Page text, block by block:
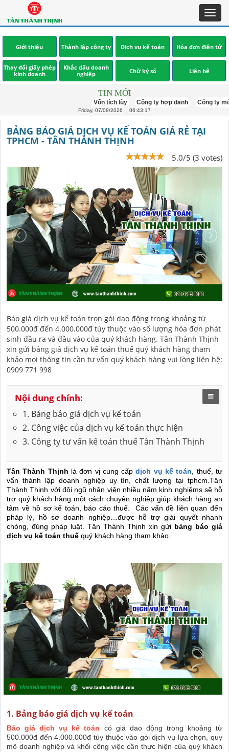
Giới thiệu Thành lập công ty Dịch vụ kế toán Hóa đơn điện tử
Thay đổi giấy phép
kinh doanh
Khắc dấu doanh
nghiệp
Chữ ký số Liên hệ
TIN MỚI
Vốn tích lũy Công ty hợp danh Công ty mới
Friday, 07/08/2026 06:43:18
BẢNG BÁO GIÁ DỊCH VỤ KẾ TOÁN GIÁ RẺ TẠI
TPHCM - TÂN THÀNH THỊNH
5.0/5 (3 votes)
Báo giá dịch vụ kế toán trọn gói dao động trong khoảng từ
500.000đ đến 4.000.000đ tùy thuộc vào số lượng hóa đơn phát
sinh đầu ra và đầu vào của quý khách hàng. Tân Thành Thịnh
xin gửi bảng giá dịch vụ kế toán thuế quý khách hàng tham
khảo mọi thông tin cần tư vấn quý khách hàng vui lòng liên hệ:
0909 771 998
Nội dung chính:
1. Bảng báo giá dịch vụ kế toán
2. Công việc của dịch vụ kế toán thực hiện
3. Công ty tư vấn kế toán thuế Tân Thành Thịnh
Tân Thành Thịnh là đơn vị cung cấpdịch vụ kế toán , thuế, tư
vấn thành lập doanh nghiệp uy tín, chất lượng tại tphcm.Tân
Thành Thịnh với đội ngũ nhân viên nhiều năm kinh nghiệms sẽ hỗ
trợ quý khách hàng một cách chuyên nghiệp giúp khách hàng an
tâm về hồ sơ kế toán, báo cáo thuế.Các vấn đề liên quan đến
pháp lý, hồ sơ doanh nghiệp…được hỗ trợ giải quyết nhanh
chóng, đúng pháp luật. Tân Thành Thịnh xin gửi bảng báo giá
dịch vụ kế toán thuế quý khách hàng tham khảo.
1. Bảng báo giá dịch vụ kế toán
Báo giá dịch vụ kế toán có giá dao động trong khoảng từ
500.000đ đến 4.000.000đ tùy thuộc vào gói dịch vụ lựa chọn, quy
mô doanh nghiệp và khối công việc cần thực hiện của quý khách